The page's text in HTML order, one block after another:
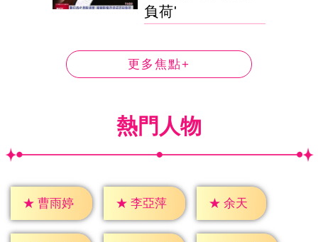
負荷'
更多焦點+
熱門人物
★ 曹雨婷 ★ 李亞萍 ★ 余天